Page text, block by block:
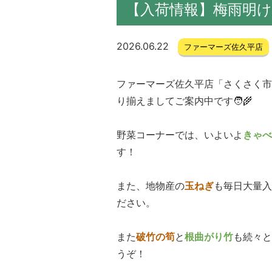
【入荷情報】梅雨
2026.06.22 ファーマーズ佐久平店
ファーマーズ佐久平店「さくさく
り揃えましてご案内中です🧑‍🌾
野菜コーナーでは、いよいよ きゃ
す！
また、地物産の玉ねぎも毎日大量
ださい。
また破竹の筍と根曲がり竹も続々
うぞ！